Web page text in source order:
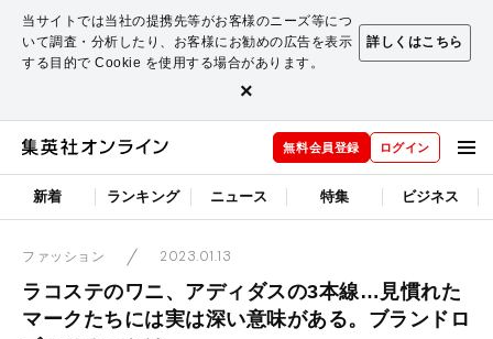
当サイトでは当社の提携先等がお客様のニーズ等につ
いて調査・分析したり、お客様にお勧めの広告を表示
する目的で Cookie を使用する場合があります。
詳しくはこちら
×
無料会員登録 ログイン
新着 ランキング ニュース 特集 ビジネス
ファッション 2023.01.13
ラコステのワニ、アディダスの3本線…見慣れた
マークたちには実は深い意味がある。ブランドロ